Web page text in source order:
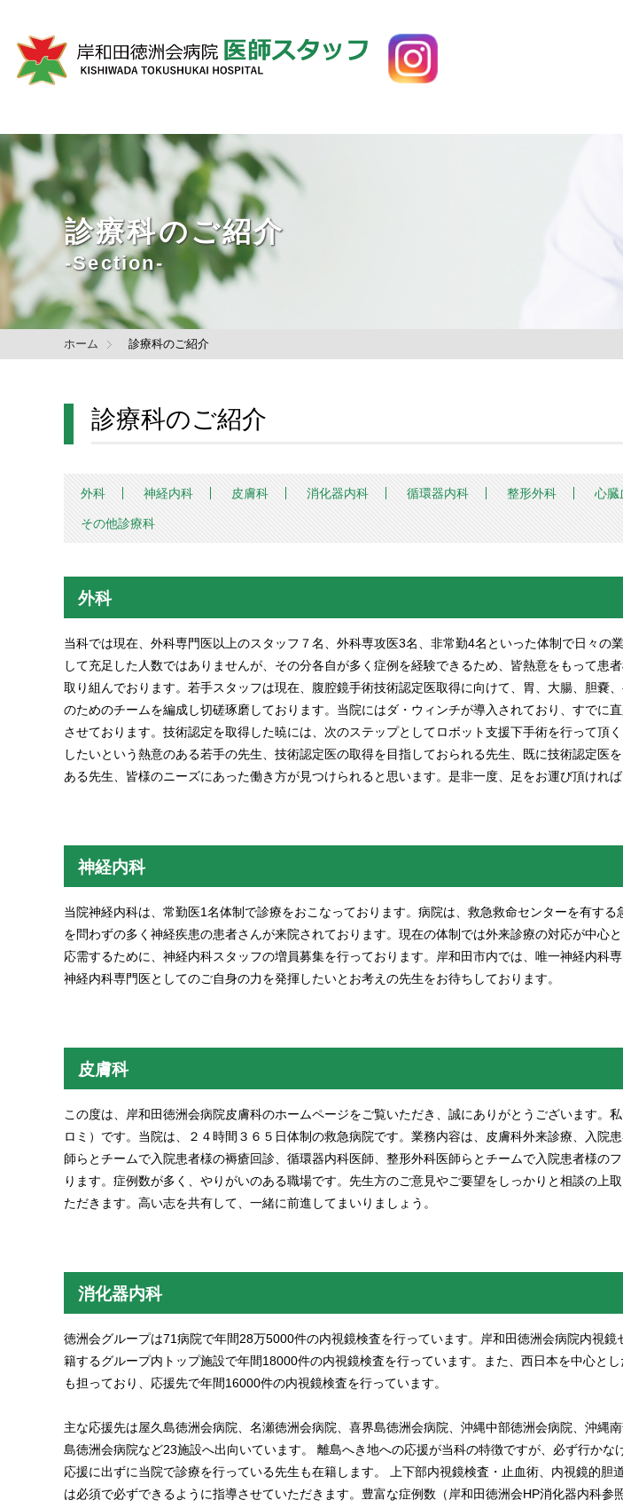
診療科のご紹介
-Section-
ホーム 診療科のご紹介
診療科のご紹介
外科 神経内科 皮膚科 消化器内科 循環器内科 整形外科 心臓
その他診療科
外科
当科では現在、外科専門医以上のスタッフ７名、外科専攻医3名、非常勤4名といった体制で日々の
して充足した人数ではありませんが、その分各自が多く症例を経験できるため、皆熱意をもって患
取り組んでおります。若手スタッフは現在、腹腔鏡手術技術認定医取得に向けて、胃、大腸、胆嚢
のためのチームを編成し切磋琢磨しております。当院にはダ・ウィンチが導入されており、すでに
させております。技術認定を取得した暁には、次のステップとしてロボット支援下手術を行って頂
したいという熱意のある若手の先生、技術認定医の取得を目指しておられる先生、既に技術認定医
ある先生、皆様のニーズにあった働き方が見つけられると思います。是非一度、足をお運び頂ければ
神経内科
当院神経内科は、常勤医1名体制で診療をおこなっております。病院は、救急救命センターを有す
を問わずの多く神経疾患の患者さんが来院されております。現在の体制では外来診療の対応が中心
応需するために、神経内科スタッフの増員募集を行っております。岸和田市内では、唯一神経内科
神経内科専門医としてのご自身の力を発揮したいとお考えの先生をお待ちしております。
皮膚科
この度は、岸和田徳洲会病院皮膚科のホームページをご覧いただき、誠にありがとうございます。
ロミ）です。当院は、２４時間３６５日体制の救急病院です。業務内容は、皮膚科外来診療、入院
師らとチームで入院患者様の褥瘡回診、循環器内科医師、整形外科医師らとチームで入院患者様の
ります。症例数が多く、やりがいのある職場です。先生方のご意見やご要望をしっかりと相談の上
ただきます。高い志を共有して、一緒に前進してまいりましょう。
消化器内科
徳洲会グループは71病院で年間28万5000件の内視鏡検査を行っています。岸和田徳洲会病院内視
籍するグループ内トップ施設で年間18000件の内視鏡検査を行っています。また、西日本を中心と
も担っており、応援先で年間16000件の内視鏡検査を行っています。
主な応援先は屋久島徳洲会病院、名瀬徳洲会病院、喜界島徳洲会病院、沖縄中部徳洲会病院、沖縄
島徳洲会病院など23施設へ出向いています。 離島へき地への応援が当科の特徴ですが、必ず行かな
応援に出ずに当院で診療を行っている先生も在籍します。 上下部内視鏡検査・止血術、内視鏡的胆
は必須で必ずできるように指導させていただきます。豊富な症例数（岸和田徳洲会HP消化器内科参